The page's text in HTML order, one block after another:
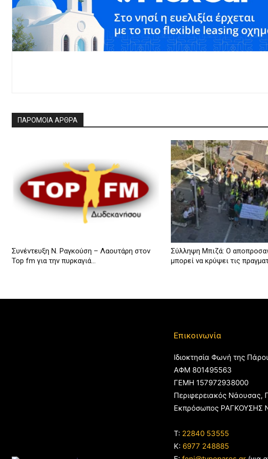
ΠΑΡΟΜΟΙΑ ΑΡΘΡΑ
Συνέντευξη Ν. Ραγκούση – Λαουτάρη στον
Top fm για την πυρκαγιά...
Σύλληψη Μπιζά: Ο
μπορεί να κρύψει τις
Επικοινωνία
Ιδιοκτησία Φωνή της
ΑΦΜ 801495563
ΓΕΜΗ 157972938000
Περιφερειακός Νάουσας,
Εκπρόσωπος ΡΑΓΚΟΥΣΗΣ
T: 22840 53555
Κ: 6977 248885